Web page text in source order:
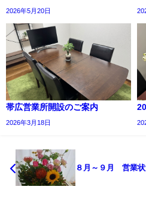
2026年5月20日
帯広営業所開設のご案内
2026年3月18日
８月～９月 営業状